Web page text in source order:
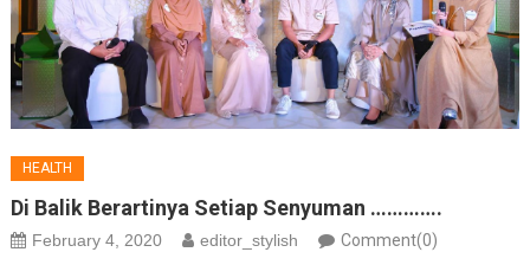
HEALTH
Di Balik Berartinya Setiap Senyuman ………….
February 4, 2020 editor_stylish Comment(0)